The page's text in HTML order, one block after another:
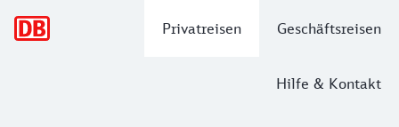
Privatreisen Geschäftsreisen
Hilfe & Kontakt